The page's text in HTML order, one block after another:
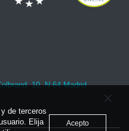
10, N-64 Madrid
de terceros
Elija
Acepto